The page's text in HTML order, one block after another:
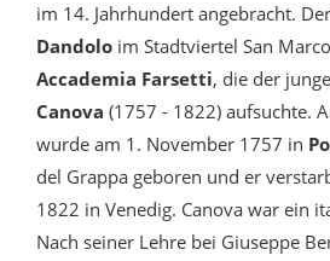
im 14. Jahrhundert angebracht. Der
Dandolo im Stadtviertel San
Accademia Farsetti, die der
Canova (1757 - 1822) aufsuchte.
wurde am 1. November 1757 in
del Grappa geboren und er
1822 in Venedig. Canova war ein
Nach seiner Lehre bei Giuseppe